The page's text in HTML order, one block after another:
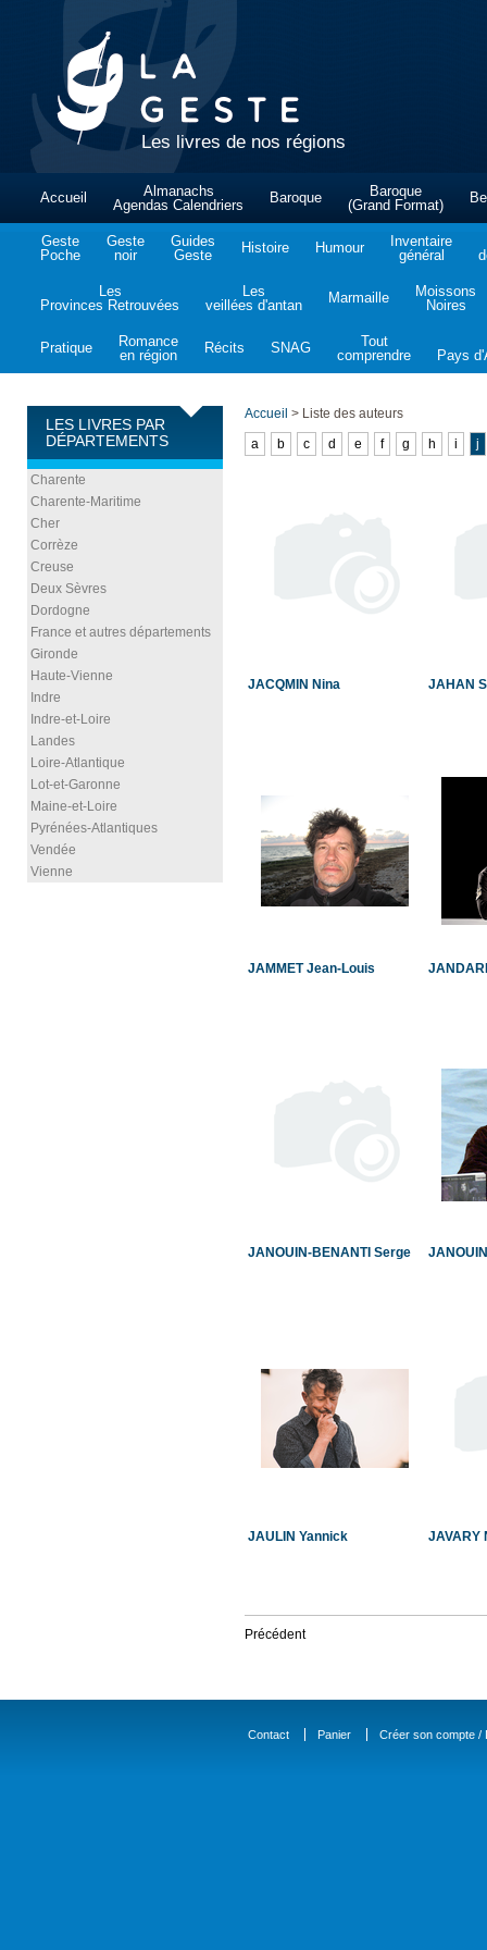
Les livres de nos régions
Accueil
Almanachs
Agendas Calendriers
Baroque
Baroque
(Grand Format)
Geste
Poche
Geste
noir
Guides
Geste
Histoire Humour
Inventaire
général
Les
Provinces Retrouvées
Les
veillées d'antan
Marmaille
Moissons
Noires
Pratique
Romance
en région
Récits SNAG
Tout
comprendre
Pays
LES LIVRES PAR
DÉPARTEMENTS
Charente
Charente-Maritime
Cher
Corrèze
Creuse
Deux Sèvres
Dordogne
France et autres départements
Gironde
Haute-Vienne
Indre
Indre-et-Loire
Landes
Loire-Atlantique
Lot-et-Garonne
Maine-et-Loire
Pyrénées-Atlantiques
Vendée
Vienne
Accueil > Liste des auteurs
a
b c d e f g h i j
JACQMIN Nina JAHAN
JAMMET Jean-Louis
JANOUIN-BENANTI Serge
JAULIN Yannick JAVARY
Précédent
Contact Panier Créer son compte /